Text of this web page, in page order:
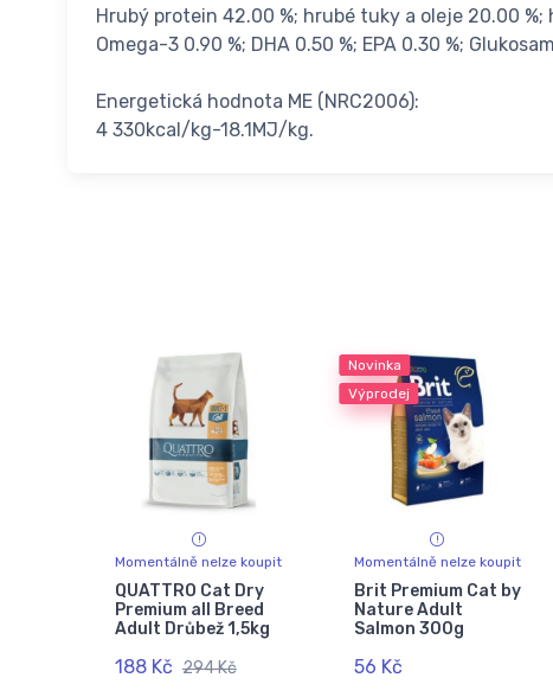
Hrubý protein 42.00 %; hrubé tuky a oleje 20.00 %;
Omega-3 0.90 %; DHA 0.50 %; EPA 0.30 %;
Energetická hodnota ME (NRC2006):
4 330kcal/kg-18.1MJ/kg.
Momentálně nelze koupit
QUATTRO Cat Dry
Premium all Breed
Adult Drůbež 1,5kg
188 Kč 294 Kč
Novinka
Výprodej
Momentálně nelze koupit
Brit Premium Cat by
Nature Adult
Salmon 300g
56 Kč